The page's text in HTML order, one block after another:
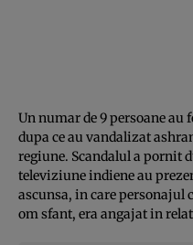
Un numar de 9 persoane au
dupa ce au vandalizat
regiune. Scandalul a pornit
televiziune indiene au
ascunsa, in care personajul
om sfant, era angajat in